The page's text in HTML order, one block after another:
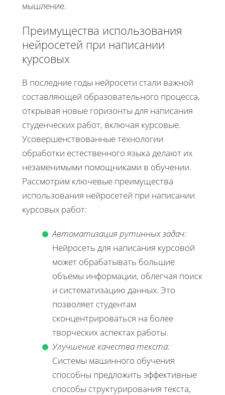
мышление.
Преимущества использования
нейросетей при написании
курсовых
В последние годы нейросети стали важной
составляющей образовательного процесса,
открывая новые горизонты для написания
студенческих работ, включая курсовые.
Усовершенствованные технологии
обработки естественного языка делают их
незаменимыми помощниками в обучении.
Рассмотрим ключевые преимущества
использования нейросетей при написании
курсовых работ:
Автоматизация рутинных задач:
Нейросеть для написания курсовой
может обрабатывать большие
объемы информации, облегчая поиск
и систематизацию данных. Это
позволяет студентам
сконцентрироваться на более
творческих аспектах работы.
Улучшение качества текста:
Системы машинного обучения
способны предложить эффективные
способы структурирования текста,